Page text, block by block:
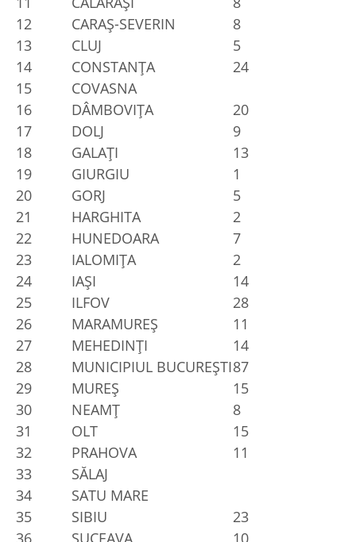
12
CARAŞ-SEVERIN
8
13
CLUJ
5
14
CONSTANŢA
24
15
COVASNA
16
DÂMBOVIŢA
20
17
DOLJ
9
18
GALAŢI
13
19
GIURGIU
1
20
GORJ
5
21
HARGHITA
2
22
HUNEDOARA
7
23
IALOMIŢA
2
24
IAŞI
14
25
ILFOV
28
26
MARAMUREŞ
11
27
MEHEDINŢI
14
28
MUNICIPIUL BUCUREŞTI87
29
MUREŞ
15
30
NEAMŢ
8
31
OLT
15
32
PRAHOVA
11
33
SĂLAJ
34
SATU MARE
35
SIBIU
23
36
SUCEAVA
10